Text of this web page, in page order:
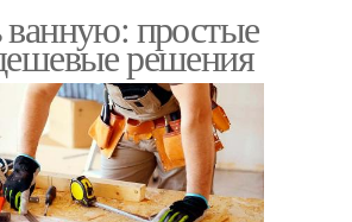
ванную: простые
решения